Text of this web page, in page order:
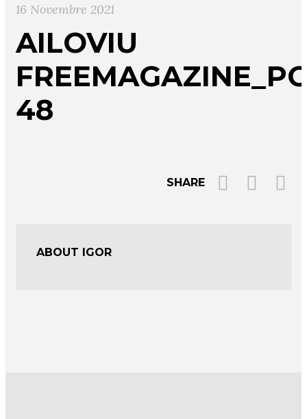
16 Novembre 2021
AILOVIU
48
SHARE
ABOUT IGOR